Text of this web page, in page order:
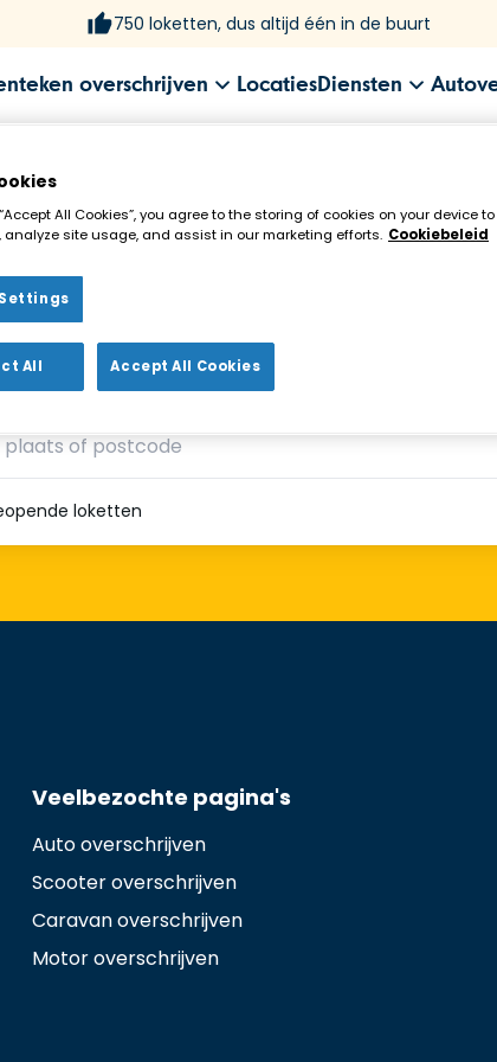
750 loketten, dus altijd één in de buurt
overschrijven LocatiesDiensten
in de buurt!
loketten
Veelbezochte pagina's
Auto overschrijven
Scooter overschrijven
Caravan overschrijven
Motor overschrijven
All Cookies”, you agree to the storing of cookies on your device
site usage, and assist in our marketing efforts. Cookiebeleid
All Accept All Cookies